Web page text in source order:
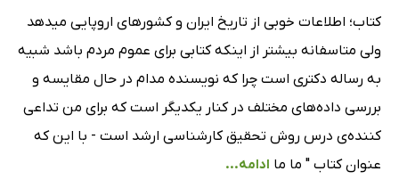
کتاب؛ اطلاعات خوبی از تاریخ ایران و کشورهای اروپایی میدهد
ولی متاسفانه بیشتر از اینکه کتابی برای عموم مردم باشد شبیه
به رساله دکتری است چرا که نویسنده مدام در حال مقایسه و
بررسی داده‌های مختلف در کنار یکدیگر است که برای من تداعی
کننده‌ی درس روش تحقیق کارشناسی ارشد است - با این که
عنوان کتاب " ما ما ادامه...